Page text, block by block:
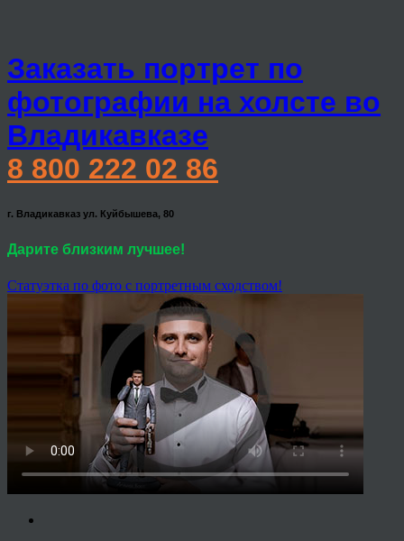
Заказать портрет по
фотографии на холсте во
Владикавказе
8 800 222 02 86
г. Владикавказ ул. Куйбышева, 80
Дарите близким лучшее!
Статуэтка по фото с портретным сходством!